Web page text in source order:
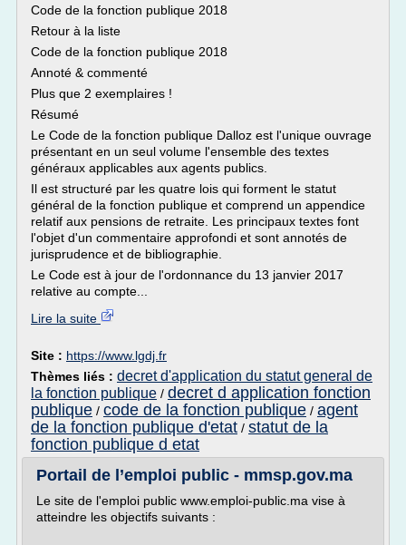
Code de la fonction publique 2018
Retour à la liste
Code de la fonction publique 2018
Annoté & commenté
Plus que 2 exemplaires !
Résumé
Le Code de la fonction publique Dalloz est l'unique ouvrage
présentant en un seul volume l'ensemble des textes
généraux applicables aux agents publics.
Il est structuré par les quatre lois qui forment le statut
général de la fonction publique et comprend un appendice
relatif aux pensions de retraite. Les principaux textes font
l'objet d'un commentaire approfondi et sont annotés de
jurisprudence et de bibliographie.
Le Code est à jour de l'ordonnance du 13 janvier 2017
relative au compte...
Lire la suite
Site : https://www.lgdj.fr
Thèmes liés : decret d'application du statut general de
la fonction publique / decret d application fonction
publique / code de la fonction publique / agent
de la fonction publique d'etat / statut de la
fonction publique d etat
Portail de l’emploi public - mmsp.gov.ma
Le site de l'emploi public www.emploi-public.ma vise à
atteindre les objectifs suivants :